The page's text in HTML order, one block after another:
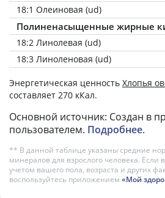
18:1 Олеиновая (ud)
Полиненасыщенные жирные
18:2 Линолевая (ud)
18:3 Линоленовая (ud)
Энергетическая ценность Хлопья
составляет 270 кКал.
Основной источник: Создан в
пользователем. Подробнее.
** В данной таблице указаны средние
минералов для взрослого человека. Если
учетом вашего пола, возраста и других
воспользуйтесь приложением «Мой